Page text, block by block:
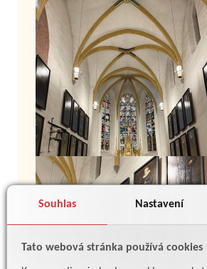
Souhlas Nastavení
Tato webová stránka používá cookies